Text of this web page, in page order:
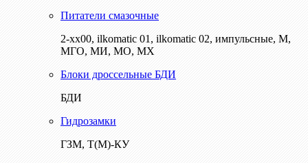
Питатели смазочные
2-хх00, ilkomatic 01, ilkomatic 02, импульсные, М,
МГО, МИ, МО, МХ
Блоки дроссельные БДИ
БДИ
Гидрозамки
ГЗМ, Т(М)-КУ